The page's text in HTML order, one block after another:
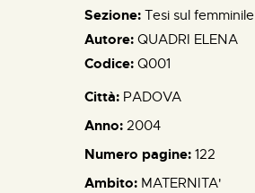
Sezione: Tesi sul femminile
Autore: QUADRI ELENA
Codice: Q001
Città: PADOVA
Anno: 2004
Numero pagine: 122
Ambito: MATERNITA'